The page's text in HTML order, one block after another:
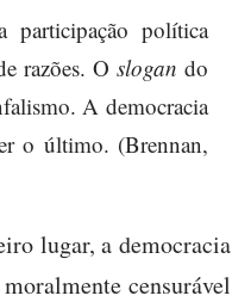
política
razões. Oslogan do
A democracia
o último. (Brennan,
lugar, a democracia
censurável